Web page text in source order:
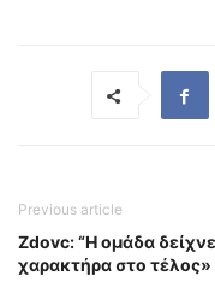
Previous article
Zdovc: “Η ομάδα
χαρακτήρα στο τέλος»